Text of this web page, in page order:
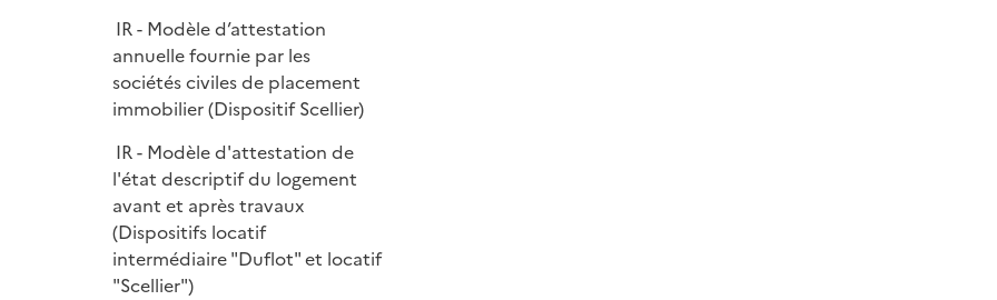
IR - Modèle d’attestation
annuelle fournie par les
sociétés civiles de placement
immobilier (Dispositif Scellier)
IR - Modèle d'attestation de
l'état descriptif du logement
avant et après travaux
(Dispositifs locatif
intermédiaire "Duflot" et locatif
"Scellier")